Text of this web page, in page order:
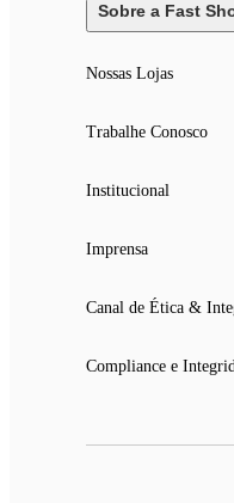
Sobre a Fast
Nossas Lojas
Trabalhe Conosco
Institucional
Imprensa
Canal de Ética &
Compliance e